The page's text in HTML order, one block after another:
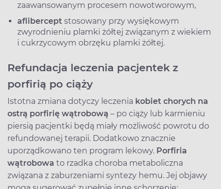
zaawansowanym procesem nowotworowym,
aflibercept stosowany przy wysiękowym
zwyrodnieniu plamki żółtej związanym z wiekiem
i cukrzycowym obrzęku plamki żółtej.
Refundacja leczenia pacjentek z
porfirią po ciąży
Istotna zmiana dotyczy leczenia kobiet chorych na
ostrą porfirię wątrobową – po ciąży lub karmieniu
piersią pacjentki będą miały możliwość powrotu do
refundowanej terapii. Dodatkowo znacznie
uporządkowano ten program lekowy. Porfiria
wątrobowa to rzadka choroba metaboliczna
związana z zaburzeniami syntezy hemu. Jej objawy